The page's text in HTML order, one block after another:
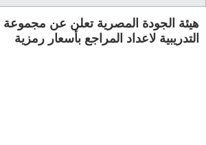
هيئة الجودة المصرية تعلن عن
التدريبية لاعداد المراجع بأسعار رمزية